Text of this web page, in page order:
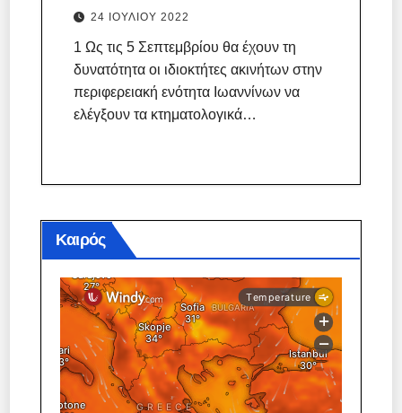
24 ΙΟΥΛΊΟΥ 2022
1 Ως τις 5 Σεπτεμβρίου θα έχουν τη
δυνατότητα οι ιδιοκτήτες ακινήτων στην
περιφερειακή ενότητα Ιωαννίνων να
ελέγξουν τα κτηματολογικά…
Καιρός